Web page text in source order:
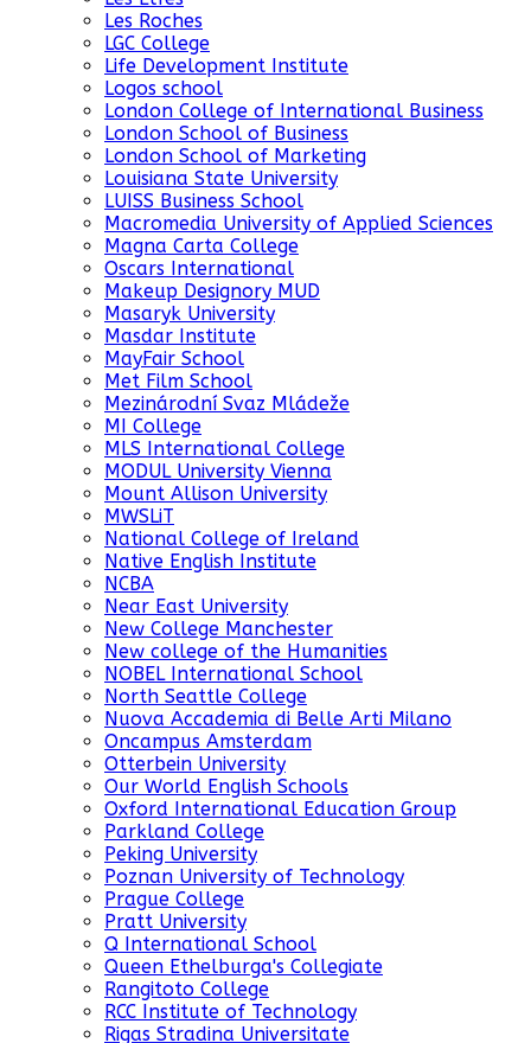
Les Roches
LGC College
Life Development Institute
Logos school
London College of International Business
London School of Business
London School of Marketing
Louisiana State University
LUISS Business School
Macromedia University of Applied Sciences
Magna Carta College
Oscars International
Makeup Designory MUD
Masaryk University
Masdar Institute
MayFair School
Met Film School
Mezinárodní Svaz Mládeže
MI College
MLS International College
MODUL University Vienna
Mount Allison University
MWSLiT
National College of Ireland
Native English Institute
NCBA
Near East University
New College Manchester
New college of the Humanities
NOBEL International School
North Seattle College
Nuova Accademia di Belle Arti Milano
Oncampus Amsterdam
Otterbein University
Our World English Schools
Oxford International Education Group
Parkland College
Peking University
Poznan University of Technology
Prague College
Pratt University
Q International School
Queen Ethelburga's Collegiate
Rangitoto College
RCC Institute of Technology
Rigas Stradina Universitate